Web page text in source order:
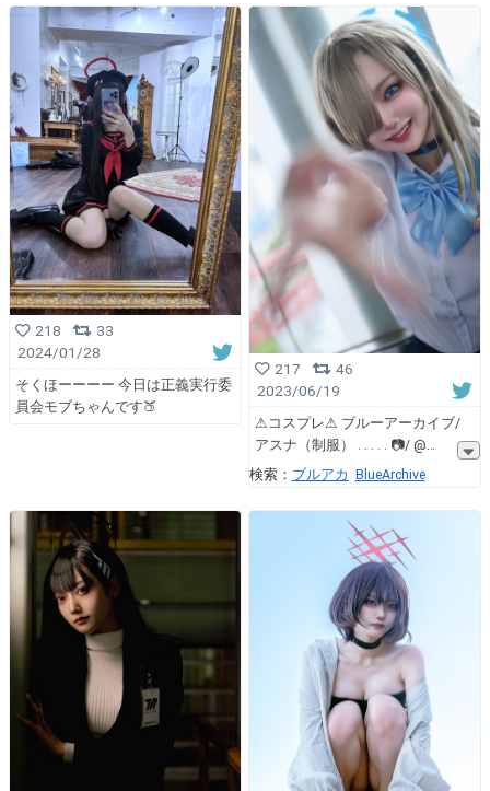
218
33
2024/01/28
そくほーーーー 今日は正義実行委
員会モブちゃんです🍑
217
46
2023/06/19
⚠︎コスプレ⚠︎ ブルーアーカイブ/
アスナ（制服） . . . . . 📷/ @
検索： ブルアカ BlueArchive